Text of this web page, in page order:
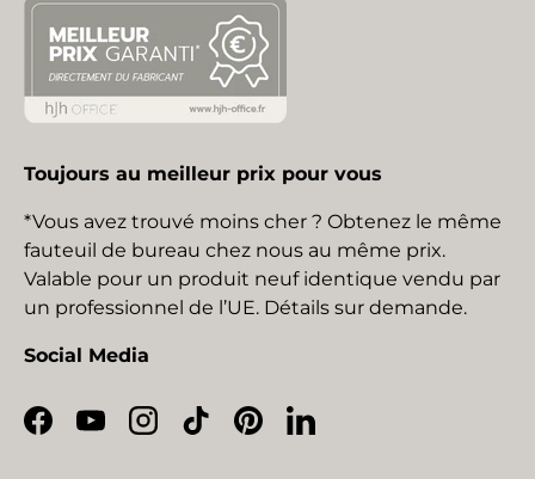
Toujours au meilleur prix pour vous
*Vous avez trouvé moins cher ? Obtenez le même
fauteuil de bureau chez nous au même prix.
Valable pour un produit neuf identique vendu par
un professionnel de l’UE. Détails sur demande.
Social Media
Facebook
YouTubeInstagram
TikTokPinterestLinkedIn